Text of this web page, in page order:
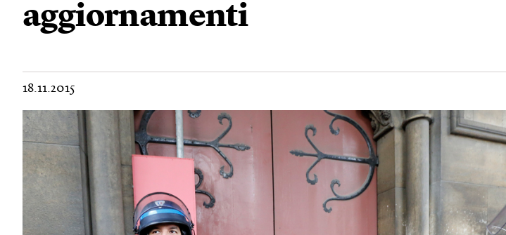
aggiornamenti
18.11.2015